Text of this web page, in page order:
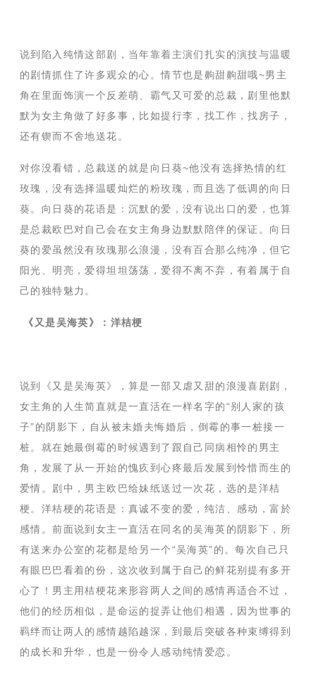
说到陷入纯情这部剧，当年靠着主演们扎实的演技与温暖
的剧情抓住了许多观众的心。情节也是齁甜齁甜哦~男主
角在里面饰演一个反差萌、霸气又可爱的总裁，剧里他默
默为女主角做了好多事，比如提行李，找工作，找房子，
还有锲而不舍地送花。
对你没看错，总裁送的就是向日葵~他没有选择热情的红
玫瑰，没有选择温暖灿烂的粉玫瑰，而且选了低调的向日
葵。向日葵的花语是：沉默的爱，没有说出口的爱，也算
是总裁欧巴对自己会在女主角身边默默陪伴的保证。向日
葵的爱虽然没有玫瑰那么浪漫，没有百合那么纯净，但它
阳光、明亮，爱得坦坦荡荡，爱得不离不弃，有着属于自
己的独特魅力。
《又是吴海英》：洋桔梗
说到《又是吴海英》，算是一部又虐又甜的浪漫喜剧剧，
女主角的人生简直就是一直活在一样名字的“别人家的孩
子”的阴影下，自从被未婚夫悔婚后，倒霉的事一桩接一
桩。就在她最倒霉的时候遇到了跟自己同病相怜的男主
角，发展了从一开始的愧疚到心疼最后发展到怜惜而生的
爱情。剧中，男主欧巴给妹纸送过一次花，选的是洋桔
梗。洋桔梗的花语是：真诚不变的爱，纯洁、感动，富於
感情。前面说到女主一直活在同名的吴海英的阴影下，所
有送来办公室的花都是给另一个“吴海英”的。每次自己只
有眼巴巴看着的份，这次收到属于自己的鲜花别提有多开
心了！男主用桔梗花来形容两人之间的感情再适合不过，
他们的经历相似，是命运的捉弄让他们相遇，因为世事的
羁绊而让两人的感情越陷越深，到最后突破各种束缚得到
的成长和升华，也是一份令人感动纯情爱恋。